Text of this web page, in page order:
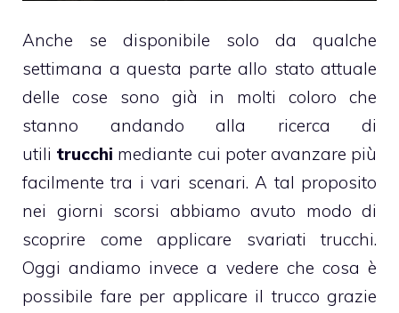
Anche se disponibile solo da qualche
settimana a questa parte allo stato attuale
delle cose sono già in molti coloro che
stanno andando alla ricerca di
utili trucchi mediante cui poter avanzare più
facilmente tra i vari scenari. A tal proposito
nei giorni scorsi abbiamo avuto modo di
scoprire come applicare svariati trucchi.
Oggi andiamo invece a vedere che cosa è
possibile fare per applicare il trucco grazie